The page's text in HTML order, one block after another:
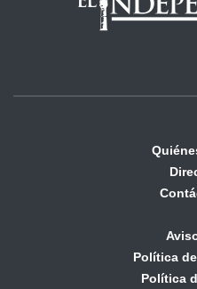
Política
Política